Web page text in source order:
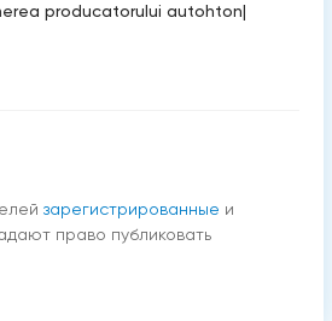
producatorului autohton|
зарегистрированные и
право публиковать